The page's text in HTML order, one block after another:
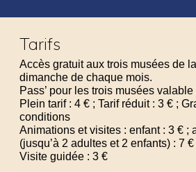
Tarifs
Accès gratuit aux trois musées de
dimanche de chaque mois.
Pass’ pour les trois musées
Plein tarif : 4 € ; Tarif réduit : 3 € ;
conditions
Animations et visites : enfant : 3 € ;
(jusqu’à 2 adultes et 2 enfants) : 7 €
Visite guidée : 3 €